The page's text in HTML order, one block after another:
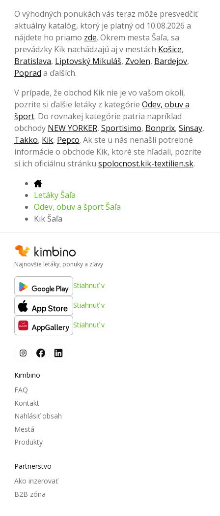
O výhodných ponukách vás teraz môže presvedčiť
aktuálny katalóg, ktorý je platný od 10.08.2026 a
nájdete ho priamo zde. Okrem mesta Šaľa, sa
prevádzky Kik nachádzajú aj v mestách Košice,
Bratislava, Liptovský Mikuláš, Zvolen, Bardejov,
Poprad a ďalších.
V prípade, že obchod Kik nie je vo vašom okolí,
pozrite si ďalšie letáky z kategórie Odev, obuv a
šport. Do rovnakej kategórie patria napríklad
obchody NEW YORKER, Sportisimo, Bonprix, Sinsay,
Takko, Kik, Pepco. Ak ste u nás nenašli potrebné
informácie o obchode Kik, ktoré ste hľadali, pozrite
si ich oficiálnu stránku spolocnost.kik-textilien.sk.
Letáky Šaľa
Odev, obuv a šport Šaľa
Kik Šaľa
Najnovšie letáky, ponuky a zľavy
Stiahnuť v
Stiahnuť v
Stiahnuť v
Kimbino
FAQ
Kontakt
Nahlásiť obsah
Mestá
Produkty
Partnerstvo
Ako inzerovať
B2B zóna